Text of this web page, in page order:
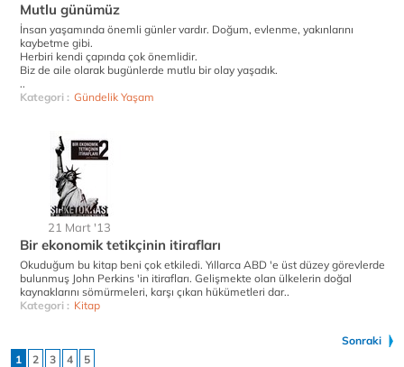
Mutlu günümüz
İnsan yaşamında önemli günler vardır. Doğum, evlenme, yakınlarını
kaybetme gibi.
Herbiri kendi çapında çok önemlidir.
Biz de aile olarak bugünlerde mutlu bir olay yaşadık.
..
Kategori : Gündelik Yaşam
21 Mart '13
Bir ekonomik tetikçinin itirafları
Okuduğum bu kitap beni çok etkiledi. Yıllarca ABD 'e üst düzey görevlerde
bulunmuş John Perkins 'in itirafları. Gelişmekte olan ülkelerin doğal
kaynaklarını sömürmeleri, karşı çıkan hükümetleri dar..
Kategori : Kitap
Sonraki
1
2 3 4 5